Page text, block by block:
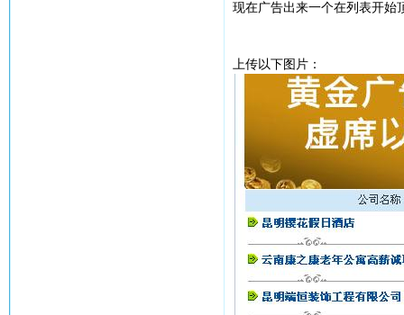
现在广告出来一个在列表开始
上传以下图片：